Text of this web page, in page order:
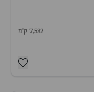
7,532 ק"מ